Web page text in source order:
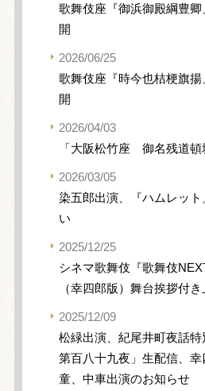
歌舞伎座『御浜御殿綱豊
開
2026/06/25
歌舞伎座『時今也桔梗旗
開
2026/04/03
「大阪松竹座 御名残道
2026/03/05
染五郎出演、『ハムレッ
い
2025/12/25
シネマ歌舞伎『歌舞伎
（幸四郎版）舞台挨拶付
2025/12/09
松緑出演、紀尾井町夜話
第百八十九夜」生配信、
童、中車出演のお知らせ